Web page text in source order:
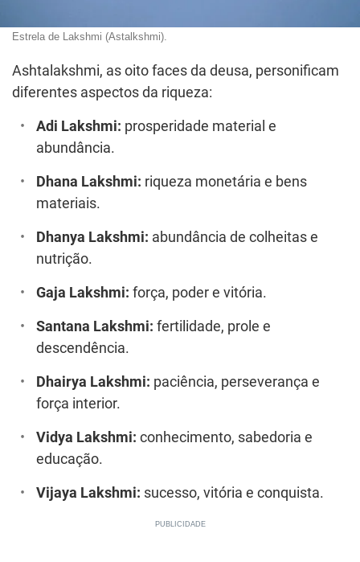
Estrela de Lakshmi (Astalkshmi).
Ashtalakshmi, as oito faces da deusa, personificam
diferentes aspectos da riqueza:
Adi Lakshmi: prosperidade material e
abundância.
Dhana Lakshmi: riqueza monetária e bens
materiais.
Dhanya Lakshmi: abundância de colheitas e
nutrição.
Gaja Lakshmi: força, poder e vitória.
Santana Lakshmi: fertilidade, prole e
descendência.
Dhairya Lakshmi: paciência, perseverança e
força interior.
Vidya Lakshmi: conhecimento, sabedoria e
educação.
Vijaya Lakshmi: sucesso, vitória e conquista.